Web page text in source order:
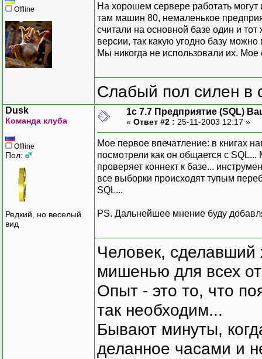
Offline
На хорошем сервере работать
там машин 80, немаленькое
считали на основной базе один и
версии, так какую угодно базу
Мы никогда не использовали их. Мое
Слабый пол силен в
Dusk
Команда клуба
Offline
Пол:
Редкий, но веселый
вид
1с 7.7 Предприятие (SQL)
« Ответ #2 : 25-11-2003 12:17 »
Мое первое впечатление: в книгах
посмотрели как он общается с
проверяет коннект к базе...
все выборки происходят тупым
SQL...
PS. Дальнейшее мнение буду
Человек, сделавший
мишенью для всех
Опыт - это то, что
так необходим...
Бывают минуты,
деланное часами и